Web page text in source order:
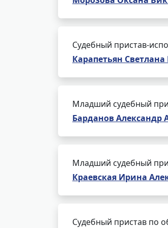
Судебный пристав-
Карапетьян
Младший судебный
Барданов Александр
Младший судебный
Краевская Ирина
Судебный пристав по